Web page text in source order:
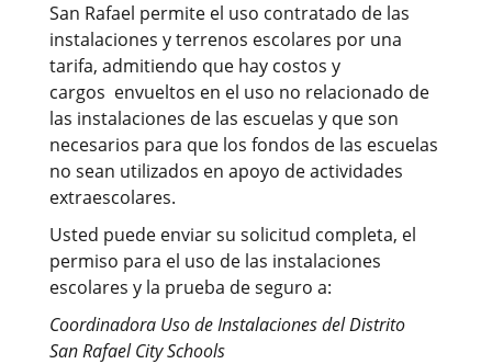
San Rafael permite el uso contratado de las
instalaciones y terrenos escolares por una
tarifa, admitiendo que hay costos y
cargos envueltos en el uso no relacionado de
las instalaciones de las escuelas y que son
necesarios para que los fondos de las escuelas
no sean utilizados en apoyo de actividades
extraescolares.
Usted puede enviar su solicitud completa, el
permiso para el uso de las instalaciones
escolares y la prueba de seguro a:
Coordinadora Uso de Instalaciones del Distrito
San Rafael City Schools